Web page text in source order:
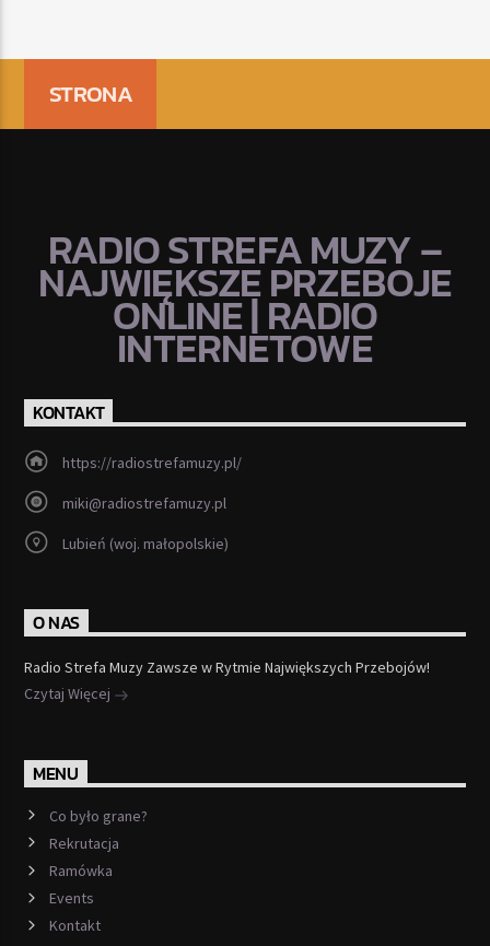
STRONA
RADIO STREFA MUZY –
NAJWIĘKSZE PRZEBOJE
ONLINE | RADIO
INTERNETOWE
KONTAKT
https://radiostrefamuzy.pl/
miki@radiostrefamuzy.pl
Lubień (woj. małopolskie)
O NAS
Radio Strefa Muzy Zawsze w Rytmie Największych Przebojów!
Czytaj Więcej
MENU
Co było grane?
Rekrutacja
Ramówka
Events
Kontakt